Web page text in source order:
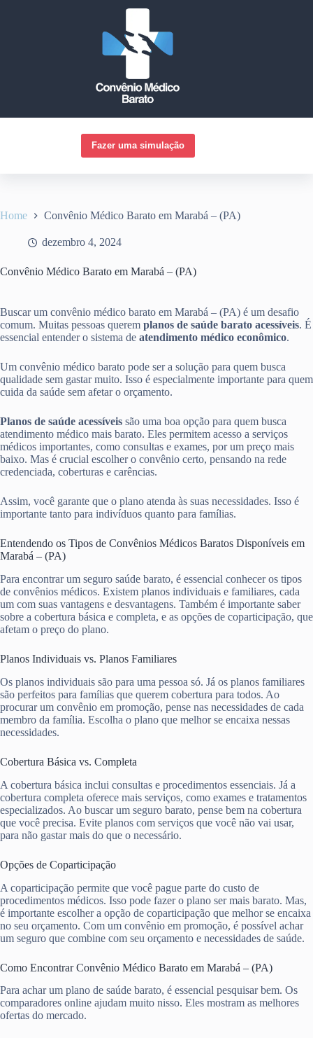
Fazer uma simulação
Home Convênio Médico Barato em Marabá – (PA)
dezembro 4, 2024
Convênio Médico Barato em Marabá – (PA)
Buscar um convênio médico barato em Marabá – (PA) é um desafio
comum. Muitas pessoas querem planos de saúde barato acessíveis. É
essencial entender o sistema de atendimento médico econômico.
Um convênio médico barato pode ser a solução para quem busca
qualidade sem gastar muito. Isso é especialmente importante para quem
cuida da saúde sem afetar o orçamento.
Planos de saúde acessíveis são uma boa opção para quem busca
atendimento médico mais barato. Eles permitem acesso a serviços
médicos importantes, como consultas e exames, por um preço mais
baixo. Mas é crucial escolher o convênio certo, pensando na rede
credenciada, coberturas e carências.
Assim, você garante que o plano atenda às suas necessidades. Isso é
importante tanto para indivíduos quanto para famílias.
Entendendo os Tipos de Convênios Médicos Baratos Disponíveis em
Marabá – (PA)
Para encontrar um seguro saúde barato, é essencial conhecer os tipos
de convênios médicos. Existem planos individuais e familiares, cada
um com suas vantagens e desvantagens. Também é importante saber
sobre a cobertura básica e completa, e as opções de coparticipação, que
afetam o preço do plano.
Planos Individuais vs. Planos Familiares
Os planos individuais são para uma pessoa só. Já os planos familiares
são perfeitos para famílias que querem cobertura para todos. Ao
procurar um convênio em promoção, pense nas necessidades de cada
membro da família. Escolha o plano que melhor se encaixa nessas
necessidades.
Cobertura Básica vs. Completa
A cobertura básica inclui consultas e procedimentos essenciais. Já a
cobertura completa oferece mais serviços, como exames e tratamentos
especializados. Ao buscar um seguro barato, pense bem na cobertura
que você precisa. Evite planos com serviços que você não vai usar,
para não gastar mais do que o necessário.
Opções de Coparticipação
A coparticipação permite que você pague parte do custo de
procedimentos médicos. Isso pode fazer o plano ser mais barato. Mas,
é importante escolher a opção de coparticipação que melhor se encaixa
no seu orçamento. Com um convênio em promoção, é possível achar
um seguro que combine com seu orçamento e necessidades de saúde.
Como Encontrar Convênio Médico Barato em Marabá – (PA)
Para achar um plano de saúde barato, é essencial pesquisar bem. Os
comparadores online ajudam muito nisso. Eles mostram as melhores
ofertas do mercado.